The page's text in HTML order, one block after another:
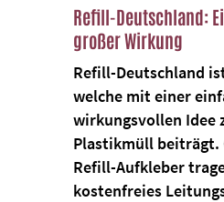
Refill-Deutschland:
großer Wirkung
Refill-Deutschland
welche mit einer
wirkungsvollen Idee
Plastikmüll beiträgt.
Refill-Aufkleber
kostenfreies